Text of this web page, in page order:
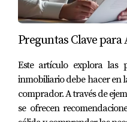
Preguntas Clave
Este artículo explora las
inmobiliario debe hacer en
comprador. A través de
se ofrecen